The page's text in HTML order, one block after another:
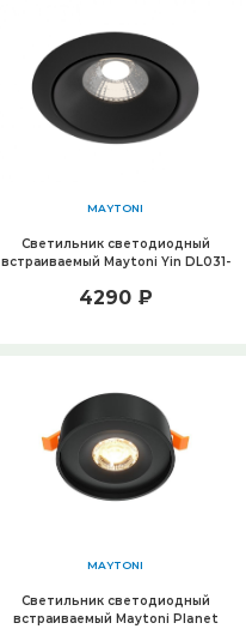
MAYTONI
Светильник светодиодный
встраиваемый Maytoni Yin DL031-
4290 ₽
MAYTONI
Светильник светодиодный
встраиваемый Maytoni Planet